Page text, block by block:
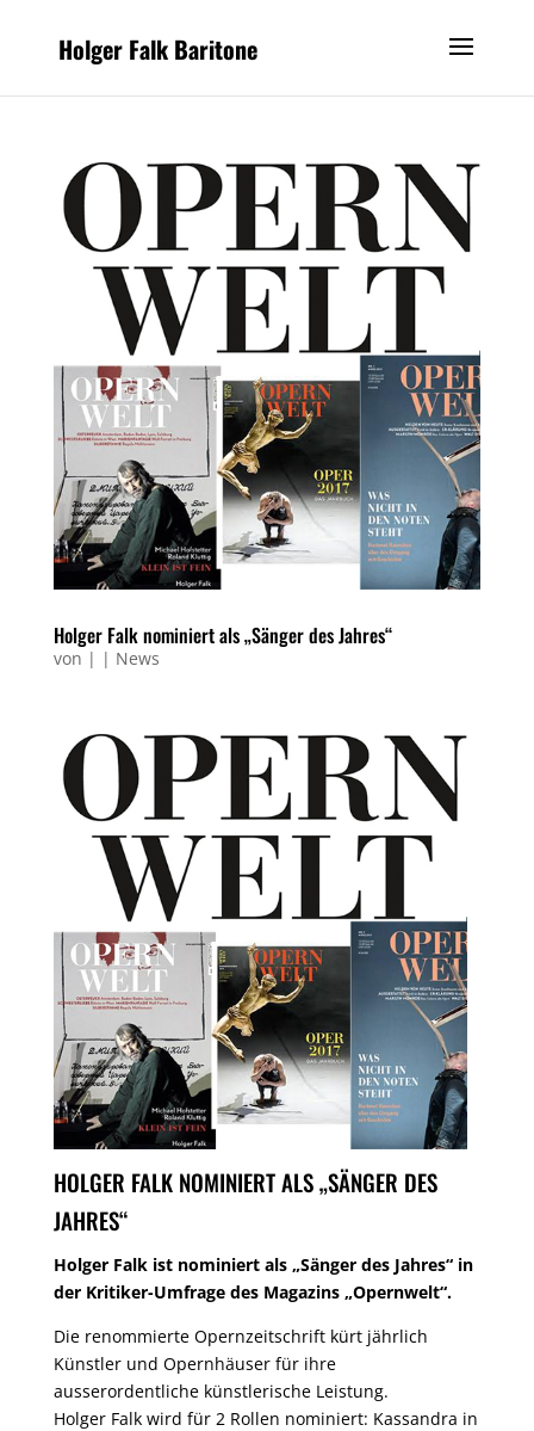
Holger Falk Baritone
Holger Falk nominiert als „Sänger des Jahres“
von | | News
HOLGER FALK NOMINIERT ALS „SÄNGER DES
JAHRES“
Holger Falk ist nominiert als „Sänger des Jahres“ in
der Kritiker-Umfrage des Magazins „Opernwelt“.
Die renommierte Opernzeitschrift kürt jährlich
Künstler und Opernhäuser für ihre
ausserordentliche künstlerische Leistung.
Holger Falk wird für 2 Rollen nominiert: Kassandra in